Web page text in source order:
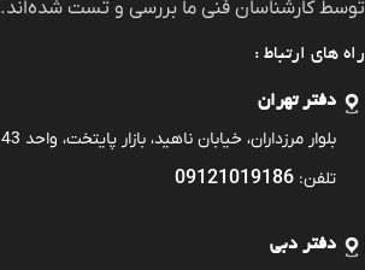
توسط کارشناسان فنی ما بررسی و تست شده‌اند.
راه های ارتباط :
دفتر تهران
بلوار مرزداران، خیابان ناهید، بازار پایتخت، واحد 43
تلفن: 09121019186
دفتر دبی